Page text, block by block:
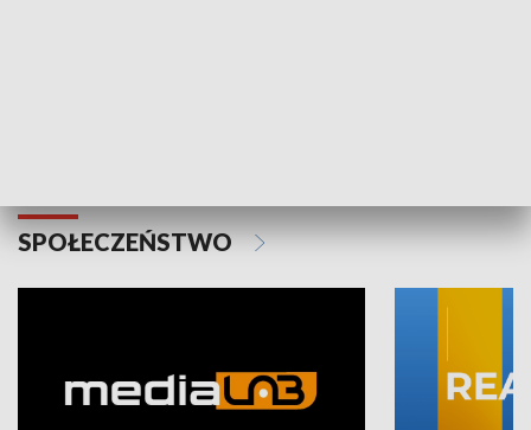
SPOŁECZEŃSTWO